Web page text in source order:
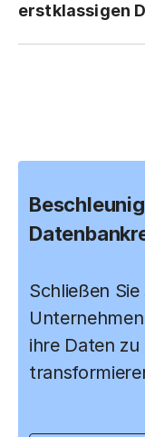
erstklassigen
Schließen
ihre Daten